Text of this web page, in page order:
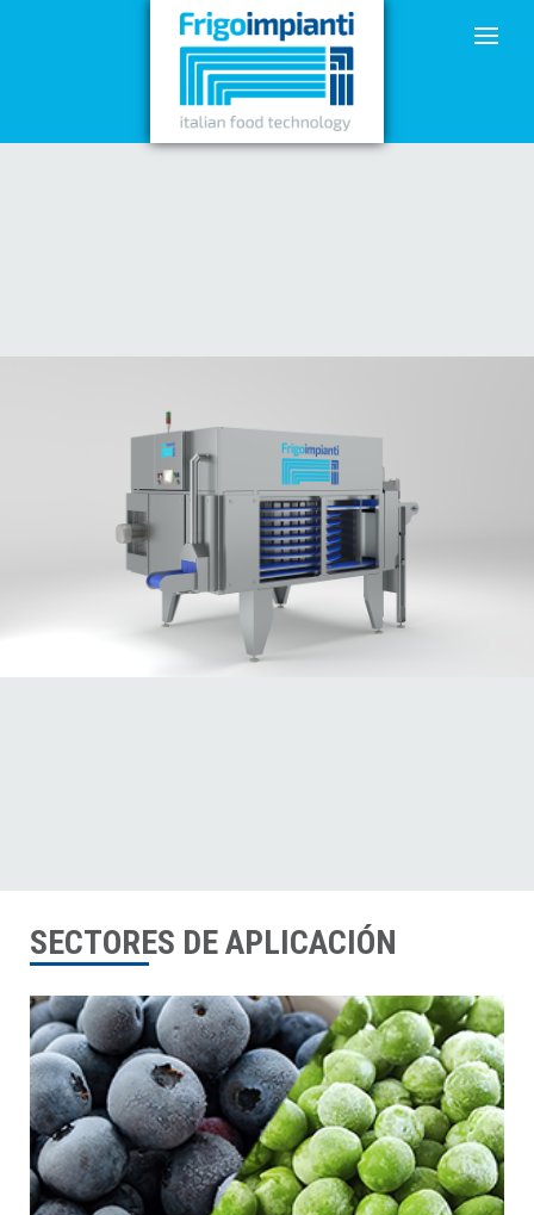
SECTORES DE APLICACIÓN